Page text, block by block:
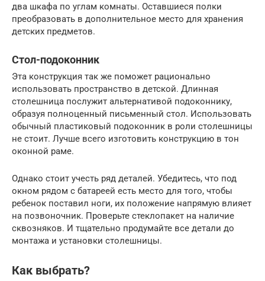
два шкафа по углам комнаты. Оставшиеся полки
преобразовать в дополнительное место для хранения
детских предметов.
Стол-подоконник
Эта конструкция так же поможет рационально
использовать пространство в детской. Длинная
столешница послужит альтернативой подоконнику,
образуя полноценный письменный стол. Использовать
обычный пластиковый подоконник в роли столешницы
не стоит. Лучше всего изготовить конструкцию в тон
оконной раме.
Однако стоит учесть ряд деталей. Убедитесь, что под
окном рядом с батареей есть место для того, чтобы
ребенок поставил ноги, их положение напрямую влияет
на позвоночник. Проверьте стеклопакет на наличие
сквозняков. И тщательно продумайте все детали до
монтажа и установки столешницы.
Как выбрать?